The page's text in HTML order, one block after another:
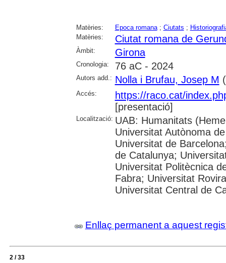
Matèries: Epoca romana; Ciutats ;
Matèries:
Ciutat romana de
Àmbit: Girona
Cronologia: 76 aC - 2024
Autors add.: Nolla i Brufau, Josep M
Accés:
https://raco.cat/
[presentació]
Localització: UAB: Humanitats
Universitat Autònoma
Universitat de
de Catalunya;
Universitat Politècnica
Fabra; Universitat
Universitat Central de
Enllaç permanent a aquest
2 / 33